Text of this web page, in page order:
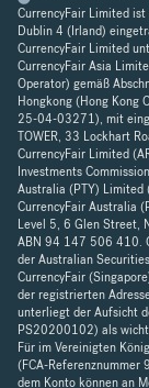
CurrencyFair Limited
Dublin 4 (Irland)
CurrencyFair Limited
CurrencyFair Asia
Operator) gemäß
Hongkong (Hong Kong
25-04-03271), mit
TOWER, 33 Lockhart
CurrencyFair Limited
Investments
Australia (PTY)
CurrencyFair Australia
Level 5, 6 Glen Street,
ABN 94 147 506 410.
der Australian
CurrencyFair
der registrierten
unterliegt der Aufsicht
PS20200102) als
Für im Vereinigten
(FCA-
dem Konto können an